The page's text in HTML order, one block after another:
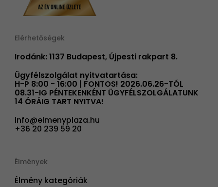
Elérhetőségek
Irodánk: 1137 Budapest, Újpesti rakpart 8.
Ügyfélszolgálat nyitvatartása:
H-P 8:00 - 16:00 | FONTOS! 2026.06.26-TÓL
08.31-IG PÉNTEKENKÉNT ÜGYFÉLSZOLGÁLATUNK
14 ÓRÁIG TART NYITVA!
info@elmenyplaza.hu
+36 20 239 59 20
Élmények
Élmény kategóriák